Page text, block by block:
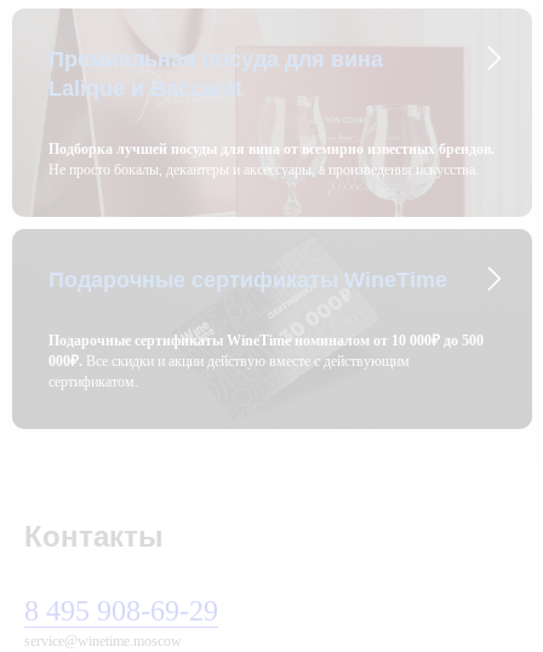
Премиальная посуда для вина
Lalique и Baccarat
Подборка лучшей посуды для вина от всемирно известных брендов.
Не просто бокалы, декантеры и аксессуары, а произведения искусства.
Подарочные сертификаты WineTime
Подарочные сертификаты WineTime номиналом от 10 000₽ до 500
000₽. Все скидки и акции действую вместе с действующим
сертификатом.
Контакты
8 495 908-69-29
service@winetime.moscow